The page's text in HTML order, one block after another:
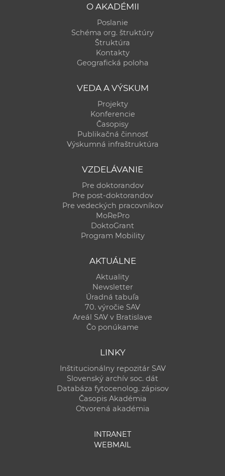
O AKADÉMII
Poslanie
Schéma org. štruktúry
Štruktúra
Kontakty
Geografická poloha
VEDA A VÝSKUM
Projekty
Konferencie
Časopisy
Publikačná činnosť
Výskumná infraštruktúra
VZDELÁVANIE
Pre doktorandov
Pre post-doktorandov
Pre vedeckých pracovníkov
MoRePro
DoktoGrant
Program Mobility
AKTUÁLNE
Aktuality
Newsletter
Úradná tabuľa
70. výročie SAV
Areál SAV v Bratislave
Čo ponúkame
LINKY
Inštitucionálny repozitár SAV
Slovenský archív soc. dát
Databáza fytocenolog. zápisov
Časopis Akadémia
Otvorená akadémia
INTRANET
WEBMAIL